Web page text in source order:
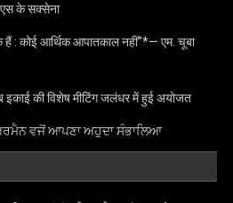
एस के सक्सेना
हैं : कोई आर्थिक आपातकाल नहीं”*— एम. चूबा
इकाई की विशेष मीटिंग जलंधर में हुई अयोजत
ਵਜੋਂ ਆਪਣਾ ਅਹੁਦਾ ਸੰਭਾਲਿਆ